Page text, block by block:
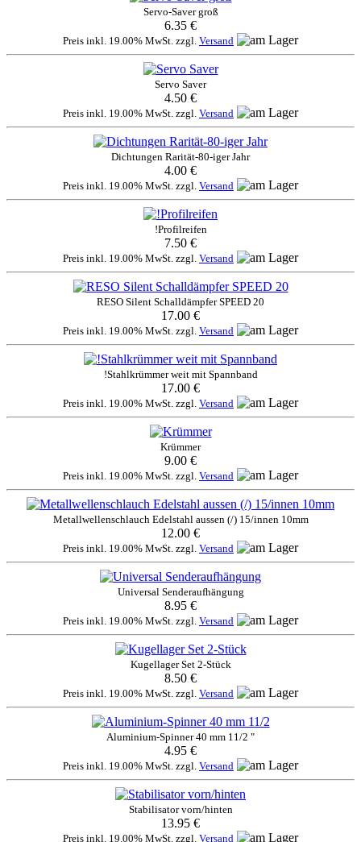
Servo-Saver groß
6.35 €
Preis inkl. 19.00% MwSt. zzgl. Versand
Servo Saver
4.50 €
Preis inkl. 19.00% MwSt. zzgl. Versand
Dichtungen Rarität-80-iger Jahr
4.00 €
Preis inkl. 19.00% MwSt. zzgl. Versand
!Profilreifen
7.50 €
Preis inkl. 19.00% MwSt. zzgl. Versand
RESO Silent Schalldämpfer SPEED 20
17.00 €
Preis inkl. 19.00% MwSt. zzgl. Versand
!Stahlkrümmer weit mit Spannband
17.00 €
Preis inkl. 19.00% MwSt. zzgl. Versand
Krümmer
9.00 €
Preis inkl. 19.00% MwSt. zzgl. Versand
Metallwellenschlauch Edelstahl aussen (/) 15/innen 10mm
12.00 €
Preis inkl. 19.00% MwSt. zzgl. Versand
Universal Senderaufhängung
8.95 €
Preis inkl. 19.00% MwSt. zzgl. Versand
Kugellager Set 2-Stück
8.50 €
Preis inkl. 19.00% MwSt. zzgl. Versand
Aluminium-Spinner 40 mm 11/2 "
4.95 €
Preis inkl. 19.00% MwSt. zzgl. Versand
Stabilisator vorn/hinten
13.95 €
Preis inkl. 19.00% MwSt. zzgl. Versand